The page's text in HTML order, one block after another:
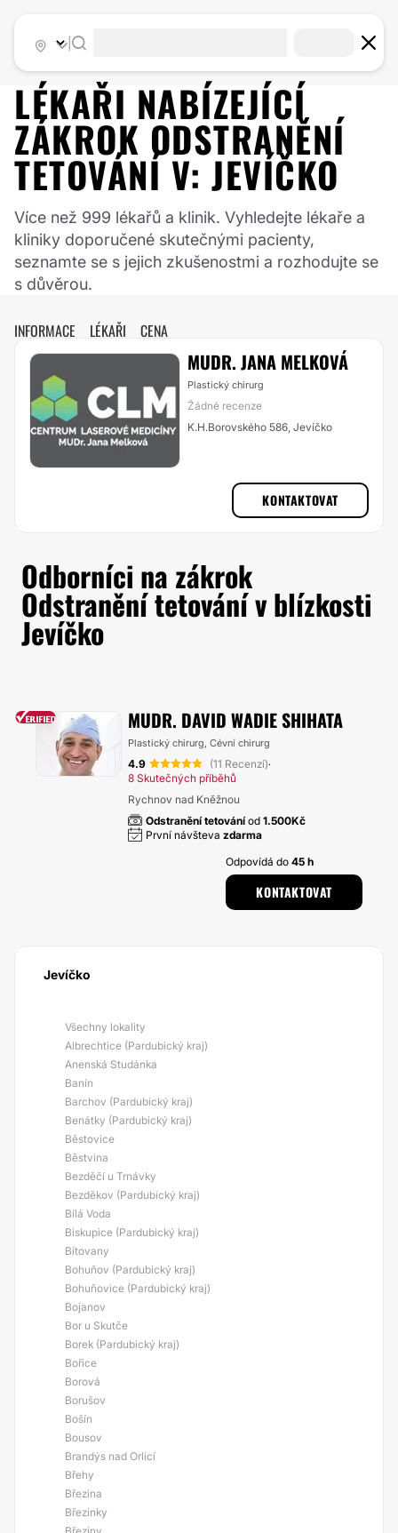
LÉKAŘI NABÍZEJÍCÍ
ZÁKROK ODSTRANĚNÍ
TETOVÁNÍ V: JEVÍČKO
Více než 999 lékařů a klinik. Vyhledejte lékaře a
kliniky doporučené skutečnými pacienty,
seznamte se s jejich zkušenostmi a rozhodujte se
s důvěrou.
INFORMACE LÉKAŘI CENA
MUDR. JANA MELKOVÁ
Plastický chirurg
Žádné recenze
K.H.Borovského 586, Jevíčko
KONTAKTOVAT
Odborníci na zákrok
Odstranění tetování v blízkosti
Jevíčko
MUDR. DAVID WADIE SHIHATA
Plastický chirurg, Cévní chirurg
4.9 (11 Recenzí)·
8 Skutečných příběhů
Rychnov nad Kněžnou
Odstranění tetováníod 1.500Kč
První návšteva zdarma
Odpovídá do45 h
KONTAKTOVAT
Jevíčko
Všechny lokality
Albrechtice (Pardubický kraj)
Anenská Studánka
Banín
Barchov (Pardubický kraj)
Benátky (Pardubický kraj)
Běstovice
Běstvina
Bezděčí u Trnávky
Bezděkov (Pardubický kraj)
Bílá Voda
Biskupice (Pardubický kraj)
Bítovany
Bohuňov (Pardubický kraj)
Bohuňovice (Pardubický kraj)
Bojanov
Bor u Skutče
Borek (Pardubický kraj)
Bořice
Borová
Borušov
Bošín
Bousov
Brandýs nad Orlicí
Břehy
Březina
Březinky